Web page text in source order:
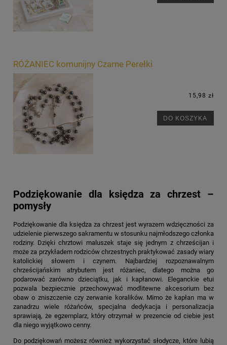
RÓŻANIEC komunijny Czarne Perełki
15,98 zł
DO KOSZYKA
Podziękowanie dla księdza za chrzest –
pomysły
Podziękowanie dla księdza za chrzest jest wyrazem wdzięczności za
udzielenie pierwszego sakramentu w stosunku najmłodszego członka
rodziny. Dzięki chrztowi maluszek staje się jednym z chrześcijan i
może za przykładem rodziców chrzestnych praktykować zasady wiary
katolickiej słowem i czynem. Najbardziej rozpoznawalnym
chrześcijańskim atrybutem jest różaniec, dlatego można go
podarować zarówno dzieciątku, jak i kapłanowi. Eleganckie etui
pozwala bezpiecznie przechowywać modlitewne akcesorium bez
obaw o zniszczenie czy zerwanie koralików. Mimo że kapłan ma w
zanadrzu wiele różańców, specjalna dedykacja i personalizacja
sprawiają, że egzemplarz, który otrzymał w prezencie od ciebie jest
dla niego wyjątkowo cenny.
Do podziękowań możesz również wykorzystać słodycze, które lubią